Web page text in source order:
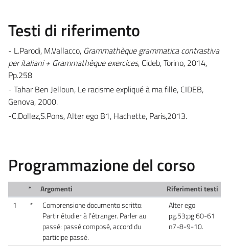
Testi di riferimento
- L.Parodi, M.Vallacco, Grammathèque grammatica contrastiva
per italiani + Grammathèque exercices, Cideb, Torino, 2014,
Pp.258
- Tahar Ben Jelloun, Le racisme expliqué à ma fille, CIDEB,
Genova, 2000.
-C.Dollez,S.Pons, Alter ego B1, Hachette, Paris,2013.
Programmazione del corso
* Argomenti
Riferimenti testi
1
*
Comprensione documento scritto:
Partir étudier à l’étranger. Parler au
passé: passé composé, accord du
participe passé.
Alter ego
pg.53;pg.60-61
n7-8-9-10.